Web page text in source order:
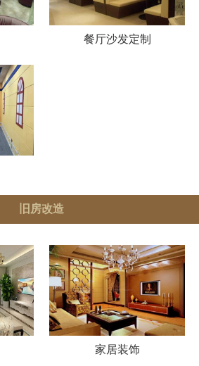
餐厅沙发定制
旧房改造
家居装饰